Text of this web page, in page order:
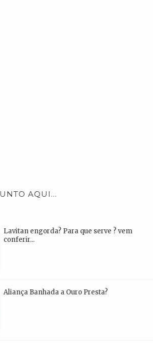
AQUI...
Lavitan engorda? Para que serve ? vem
conferir...
Aliança Banhada a Ouro Presta?